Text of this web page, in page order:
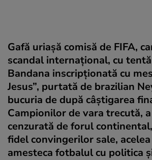
Gafă uriașă comisă de FIFA,
scandal internațional, cu
Bandana inscripționată cu
Jesus”, purtată de brazilian
bucuria de după câștigarea
Campionilor de vara trecută,
cenzurată de forul
fidel convingerilor sale,
amesteca fotbalul cu politica